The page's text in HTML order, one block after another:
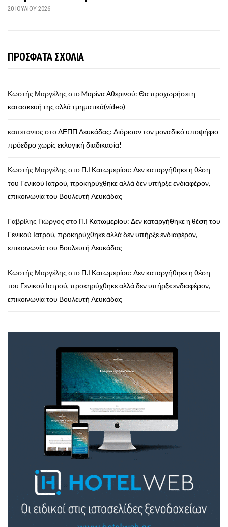
20 ΙΟΥΛΊΟΥ 2026
ΠΡΟΣΦΑΤΑ ΣΧΟΛΙΑ
Κωστής Μαργέλης στοMαρίνα Αθερινού: Θα προχωρήσει η
κατασκευή της αλλά τμηματικά(video)
καπετανιος στοΔΕΠΠ Λευκάδας: Διόρισαν τον μοναδικό υποψήφιο
πρόεδρο χωρίς εκλογική διαδικασία!
Κωστής Μαργέλης στο Π.Ι Κατωμερίου: Δεν καταργήθηκε η θέση
του Γενικού Ιατρού, προκηρύχθηκε αλλά δεν υπήρξε ενδιαφέρον,
επικοινωνία του Βουλευτή Λευκάδας
Γαβρίλης Γιώργος στο Π.Ι Κατωμερίου: Δεν καταργήθηκε η θέση του
Γενικού Ιατρού, προκηρύχθηκε αλλά δεν υπήρξε ενδιαφέρον,
επικοινωνία του Βουλευτή Λευκάδας
Κωστής Μαργέλης στο Π.Ι Κατωμερίου: Δεν καταργήθηκε η θέση
του Γενικού Ιατρού, προκηρύχθηκε αλλά δεν υπήρξε ενδιαφέρον,
επικοινωνία του Βουλευτή Λευκάδας